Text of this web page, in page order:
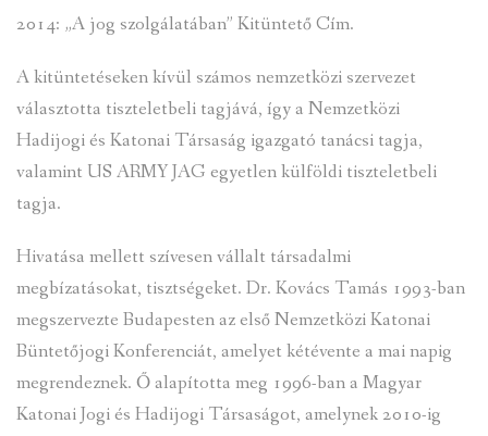
2014: „A jog szolgálatában” Kitüntető Cím.
A kitüntetéseken kívül számos nemzetközi szervezet
választotta tiszteletbeli tagjává, így a Nemzetközi
Hadijogi és Katonai Társaság igazgató tanácsi tagja,
valamint US ARMY JAG egyetlen külföldi tiszteletbeli
tagja.
Hivatása mellett szívesen vállalt társadalmi
megbízatásokat, tisztségeket. Dr. Kovács Tamás 1993-ban
megszervezte Budapesten az első Nemzetközi Katonai
Büntetőjogi Konferenciát, amelyet kétévente a mai napig
megrendeznek. Ő alapította meg 1996-ban a Magyar
Katonai Jogi és Hadijogi Társaságot, amelynek 2010-ig